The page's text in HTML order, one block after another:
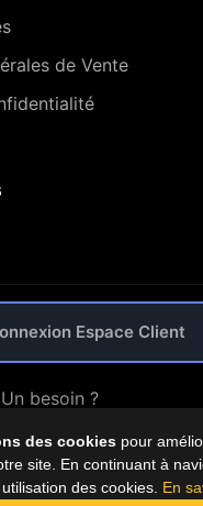
des cookies pour
site. En continuant à
des cookies. En
de Vente
Espace Client
besoin ?
Nous Contacter